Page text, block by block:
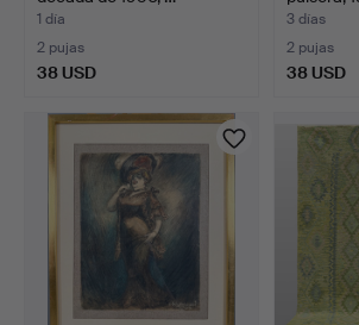
1 día
2 pujas
38 USD
3 días
2 pujas
38 USD